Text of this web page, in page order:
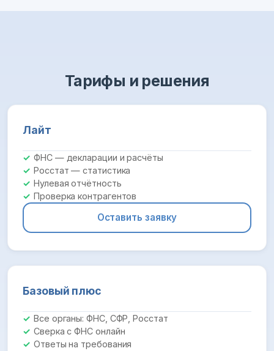
Тарифы и решения
Лайт
ФНС — декларации и расчёты
Росстат — статистика
Нулевая отчётность
Проверка контрагентов
Оставить заявку
Базовый плюс
Все органы: ФНС, СФР, Росстат
Сверка с ФНС онлайн
Ответы на требования